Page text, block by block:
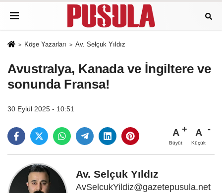
Köşe Yazarları Av. Selçuk Yıldız
Avustralya, Kanada ve İngiltere ve
sonunda Fransa!
30 Eylül 2025 - 10:51
A
Büyüt
A
Küçült
Av. Selçuk Yıldız
AvSelcukYildiz@gazetepusula.net